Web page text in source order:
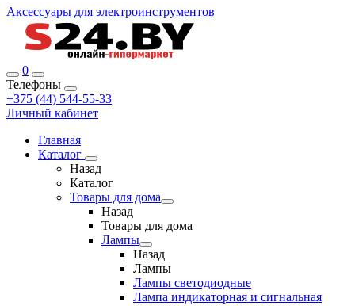
Аксессуары для электроинструментов
0
Телефоны
+375 (44) 544-55-33
Личный кабинет
Главная
Каталог
Назад
Каталог
Товары для дома
Назад
Товары для дома
Лампы
Назад
Лампы
Лампы светодиодные
Лампа индикаторная и сигнальная